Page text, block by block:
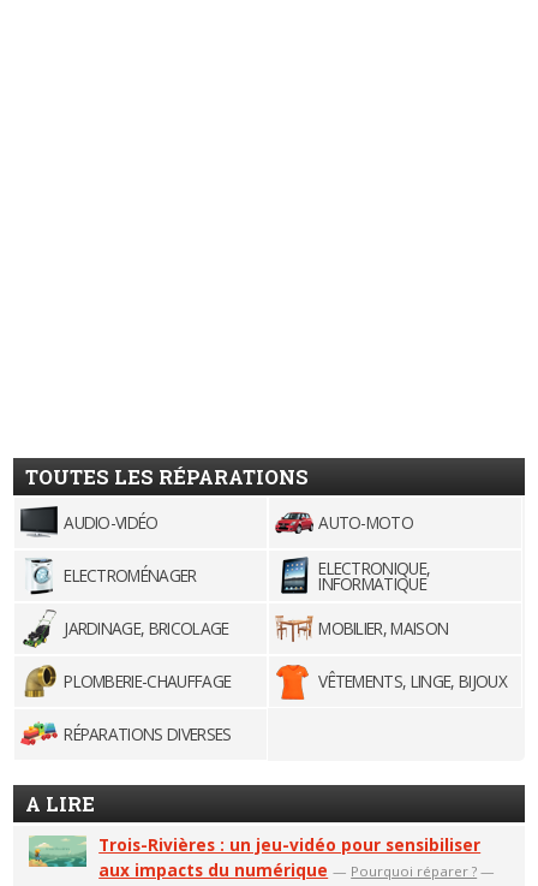
TOUTES LES RÉPARATIONS
AUDIO-VIDÉO AUTO-MOTO
ELECTROMÉNAGER ELECTRONIQUE,
INFORMATIQUE
JARDINAGE, BRICOLAGE
MOBILIER, MAISON
PLOMBERIE-CHAUFFAGE VÊTEMENTS, LINGE, BIJOUX
RÉPARATIONS DIVERSES
A LIRE
Trois-Rivières : un jeu-vidéo pour sensibiliser
aux impacts du numérique — Pourquoi réparer ? —